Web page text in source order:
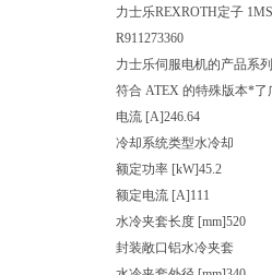
力士乐REXROTH定子
R911273360
力士乐伺服电机的产品系
符合 ATEX 的特殊版本*
电流 [A]246.64
冷却系统类型水冷却
额定功率 [kW]45.2
额定电流 [A]111
水冷夹套长度 [mm]520
封装敞口铝水冷夹套